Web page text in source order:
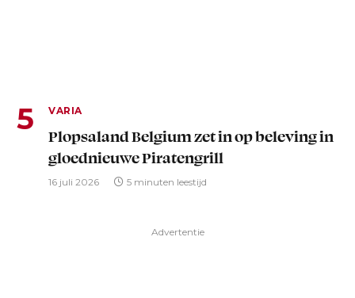
VARIA
Plopsaland Belgium zet in op beleving in
gloednieuwe Piratengrill
16 juli 2026 5 minuten leestijd
Advertentie